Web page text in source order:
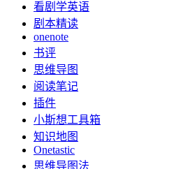
看剧学英语
剧本精读
onenote
书评
思维导图
阅读笔记
插件
小斯想工具箱
知识地图
Onetastic
思维导图法